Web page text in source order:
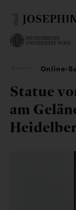
Online-
Statue
am